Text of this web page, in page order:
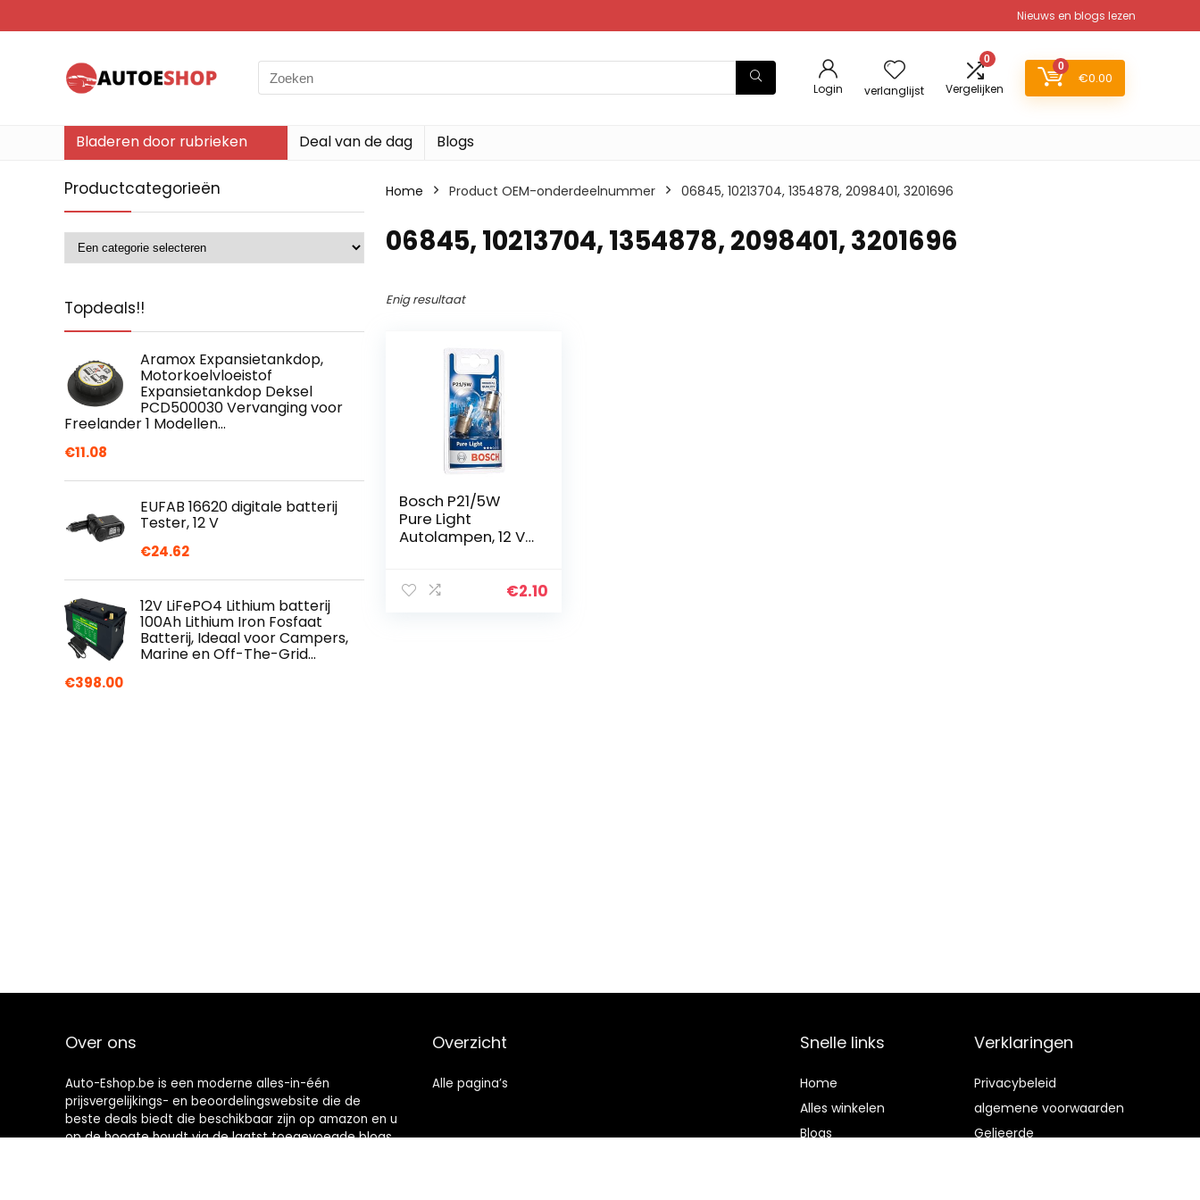
Nieuws en blogs lezen
Search
for:
Login verlanglijst
0
Vergelijken
0
€0.00
Bladeren door rubrieken Deal van de dag Blogs
Productcategorieën
Topdeals!!
Aramox Expansietankdop,
Motorkoelvloeistof
Expansietankdop Deksel
PCD500030 Vervanging voor
Freelander 1 Modellen…
€11.08
EUFAB 16620 digitale batterij
Tester, 12 V
€24.62
12V LiFePO4 Lithium batterij
100Ah Lithium Iron Fosfaat
Batterij, Ideaal voor Campers,
Marine en Off-The-Grid…
€398.00
Home Product OEM-onderdeelnummer ‎06845, 10213704, 1354878, 2098401, 3201696
‎06845, 10213704, 1354878, 2098401, 3201696
Enig resultaat
Bosch P21/5W
Pure Light
Autolampen, 12 V,
€2.10
Over ons
Auto-Eshop.be is een moderne alles-in-één
prijsvergelijkings- en beoordelingswebsite die de
beste deals biedt die beschikbaar zijn op amazon en u
op de hoogte houdt via de laatst toegevoegde blogs.
Overzicht
Alle pagina’s
Snelle links
Home
Alles winkelen
Blogs
Verklaringen
Privacybeleid
algemene voorwaarden
Gelieerde